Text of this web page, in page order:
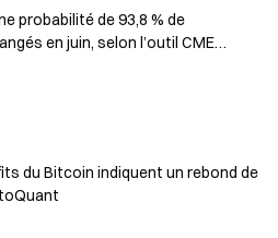
probabilité de 93,8 % de
en juin, selon l’outil CME
du Bitcoin indiquent un rebond de